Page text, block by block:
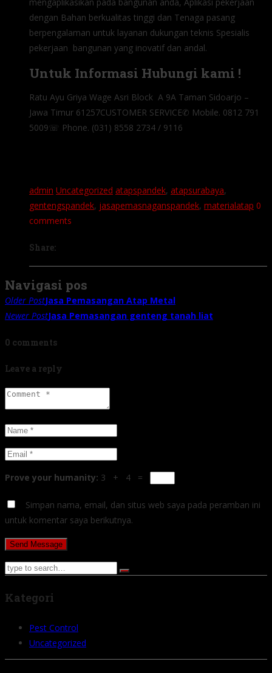
dengan Bahan berkualitas tinggi dan Tenaga pasang
berpengalaman untuk layanan dukungan teknis Spesialis
pekerjaan bangunan yang inovatif dan andal.
Untuk Informasi Hubungi kami !
Ratu Ayu Griya Wage Asri Block A 9A Taman Sidoarjo –
Jawa Timur 61257CUSTOMER SERVICE✆ Mobile. 0812 791
5009☏ Phone. (031) 8558 2734 / 9116
admin Uncategorized atapspandek, atapsurabaya,
gentengspandek, jasapemasnaganspandek, materialatap 0
comments
Share:
Navigasi pos
Older PostJasa Pemasangan Atap Metal
Newer PostJasa Pemasangan genteng tanah liat
0 comments
Leave a reply
Prove your humanity: 3 + 4 =
Simpan nama, email, dan situs web saya pada peramban ini
untuk komentar saya berikutnya.
Kategori
Pest Control
Uncategorized